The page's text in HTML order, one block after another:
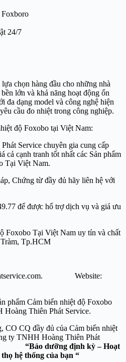
Foxboro
24/7
chọn hàng đầu cho những nhà
lớn và khả năng hoạt động ổn
đa dạng model và công nghệ hiện
cầu đo nhiệt trong công nghiệp.
độ Foxobo tại Việt Nam:
Service chuyên gia cung cấp
cả cạnh tranh tốt nhất các Sản phẩm
Tại Việt Nam.
Chứng từ đầy đủ hãy liên hệ với
để được hổ trợ dịch vụ và giá ưu
Foxobo Tại Việt Nam uy tín và chất
Tp.HCM
Website:
phẩm Cảm biến nhiệt độ Foxobo
Thiên Phát Service.
CO CQ đầy đủ của Cảm biến nhiệt
ty TNHH Hoàng Thiên Phát
“Bảo dưỡng định kỳ – Hoạt
hệ thống của bạn “